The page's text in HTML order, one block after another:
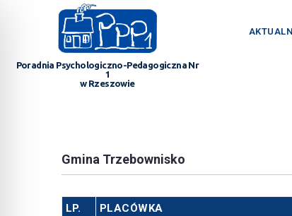
Poradnia Psychologiczno-Pedagogiczna Nr
1
w Rzeszowie
Gmina Trzebownisko
LP. PLACÓWKA